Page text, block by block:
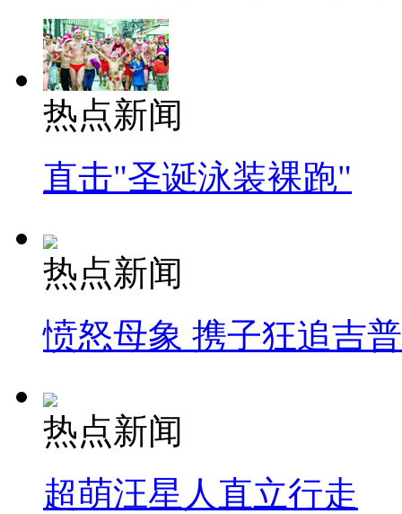
热点新闻
直击"圣诞泳装裸跑"
热点新闻
愤怒母象 携子狂追吉
热点新闻
超萌汪星人直立行走